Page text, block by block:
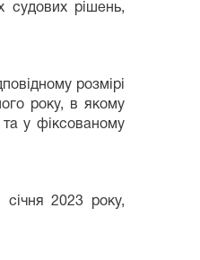
судових рішень,
розмірі
року, в якому
та у фіксованому
2023 року,